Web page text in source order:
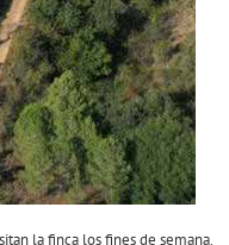
la finca los fines de semana.